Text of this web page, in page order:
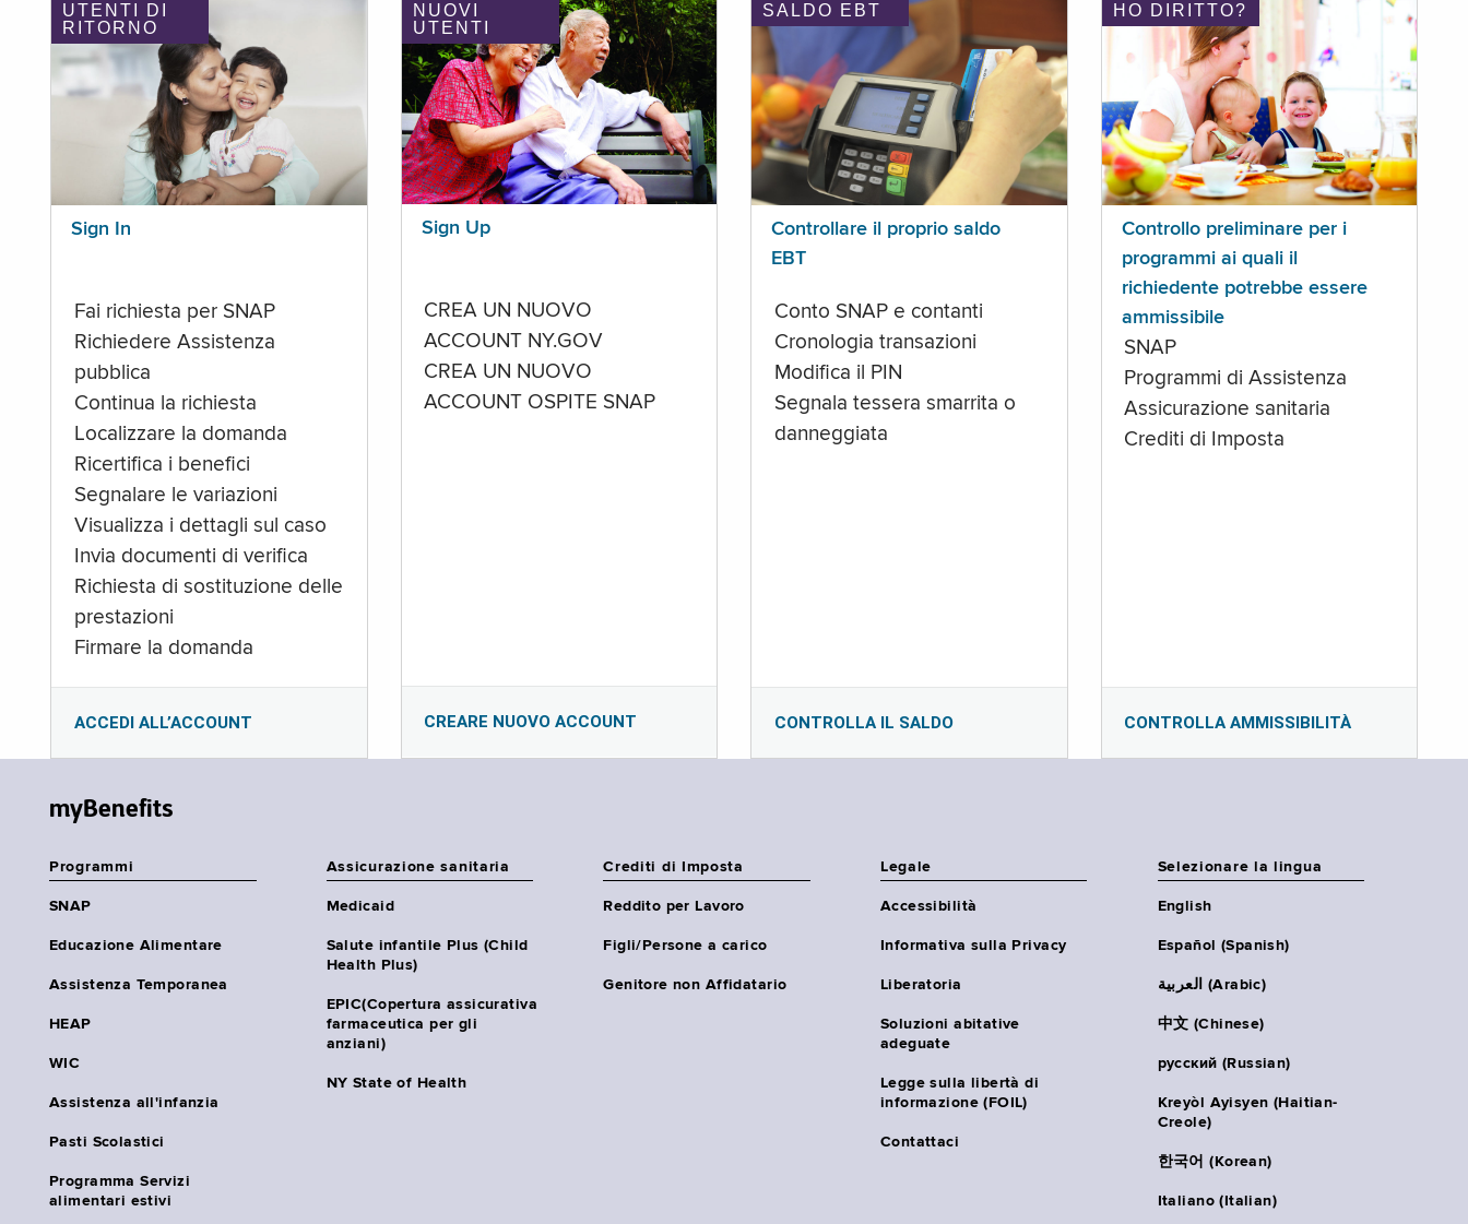
UTENTI DI
RITORNO
Sign In
Fai richiesta per SNAP
Richiedere Assistenza
pubblica
Continua la richiesta
Localizzare la domanda
Ricertifica i benefici
Segnalare le variazioni
Visualizza i dettagli sul caso
Invia documenti di verifica
Richiesta di sostituzione delle
prestazioni
Firmare la domanda
ACCEDI ALL’ACCOUNT
NUOVI
UTENTI
Sign Up
CREA UN NUOVO
ACCOUNT NY.GOV
CREA UN NUOVO
ACCOUNT OSPITE SNAP
CREARE NUOVO ACCOUNT
SALDO EBT
Controllare il proprio saldo
EBT
Conto SNAP e contanti
Cronologia transazioni
Modifica il PIN
Segnala tessera smarrita o
danneggiata
CONTROLLA IL SALDO
HO DIRITTO?
Controllo preliminare per i
programmi ai quali il
richiedente potrebbe essere
ammissibile
SNAP
Programmi di Assistenza
Assicurazione sanitaria
Crediti di Imposta
CONTROLLA AMMISSIBILITÀ
myBenefits
Programmi
SNAP
Educazione Alimentare
Assistenza Temporanea
HEAP
WIC
Assistenza all'infanzia
Pasti Scolastici
Programma Servizi
alimentari estivi
Assicurazione sanitaria
Medicaid
Salute infantile Plus (Child
Health Plus)
EPIC(Copertura assicurativa
farmaceutica per gli
anziani)
NY State of Health
Crediti di Imposta
Reddito per Lavoro
Figli/Persone a carico
Genitore non Affidatario
Legale
Accessibilità
Informativa sulla Privacy
Liberatoria
Soluzioni abitative
adeguate
Legge sulla libertà di
informazione (FOIL)
Contattaci
Selezionare la lingua
English
Español (Spanish)
العربية (Arabic)
中文 (Chinese)
русский (Russian)
Kreyòl Ayisyen (Haitian-
Creole)
한국어 (Korean)
Italiano (Italian)